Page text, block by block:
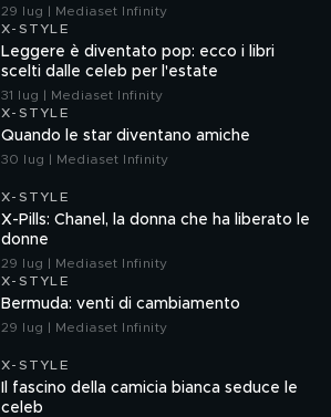
29 lug | Mediaset Infinity
X-STYLE
Leggere è diventato pop: ecco i libri
scelti dalle celeb per l'estate
31 lug | Mediaset Infinity
X-STYLE
Quando le star diventano amiche
30 lug | Mediaset Infinity
X-STYLE
X-Pills: Chanel, la donna che ha liberato le
donne
29 lug | Mediaset Infinity
X-STYLE
Bermuda: venti di cambiamento
29 lug | Mediaset Infinity
X-STYLE
Il fascino della camicia bianca seduce le
celeb